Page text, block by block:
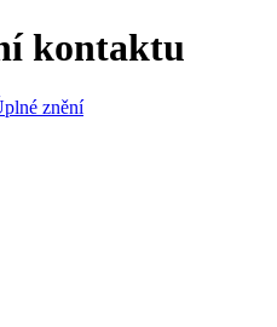
kontaktu
znění